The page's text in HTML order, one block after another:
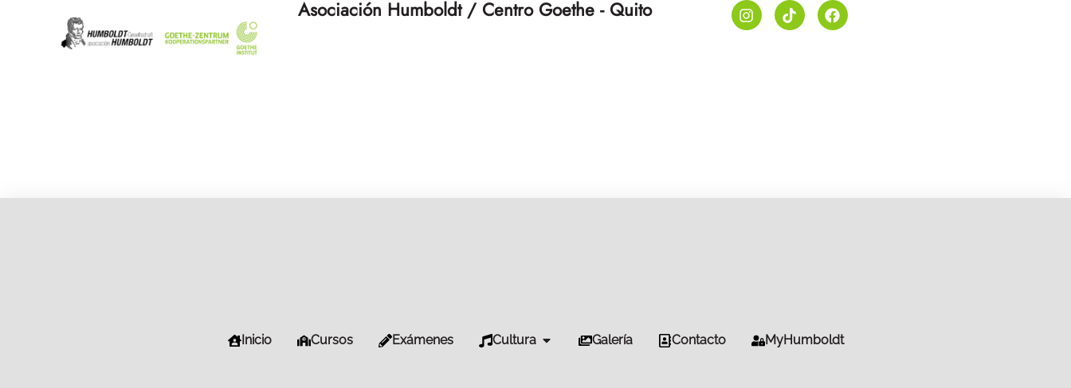
Asociación Humboldt / Centro Goethe - Quito
Inicio Cursos Exámenes Cultura Galería Contacto MyHumboldt